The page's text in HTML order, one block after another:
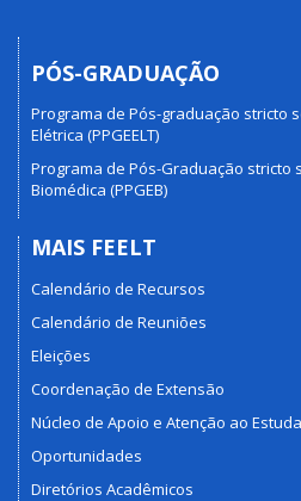
PÓS-GRADUAÇÃO
Programa de Pós-graduação stricto
Elétrica (PPGEELT)
Programa de Pós-Graduação stricto
Biomédica (PPGEB)
MAIS FEELT
Calendário de Recursos
Calendário de Reuniões
Eleições
Coordenação de Extensão
Núcleo de Apoio e Atenção ao
Oportunidades
Diretórios Acadêmicos